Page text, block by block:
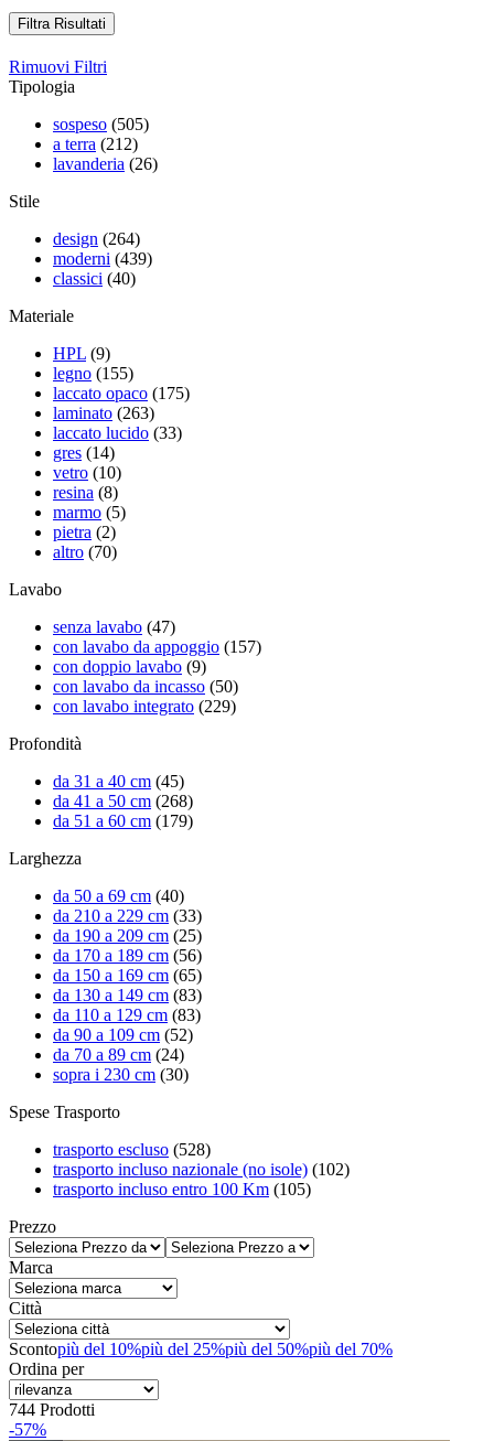
Filtra Risultati
Rimuovi Filtri
Tipologia
sospeso (505)
a terra (212)
lavanderia (26)
Stile
design (264)
moderni (439)
classici (40)
Materiale
HPL (9)
legno (155)
laccato opaco (175)
laminato (263)
laccato lucido (33)
gres (14)
vetro (10)
resina (8)
marmo (5)
pietra (2)
altro (70)
Lavabo
senza lavabo (47)
con lavabo da appoggio (157)
con doppio lavabo (9)
con lavabo da incasso (50)
con lavabo integrato (229)
Profondità
da 31 a 40 cm (45)
da 41 a 50 cm (268)
da 51 a 60 cm (179)
Larghezza
da 50 a 69 cm (40)
da 210 a 229 cm (33)
da 190 a 209 cm (25)
da 170 a 189 cm (56)
da 150 a 169 cm (65)
da 130 a 149 cm (83)
da 110 a 129 cm (83)
da 90 a 109 cm (52)
da 70 a 89 cm (24)
sopra i 230 cm (30)
Spese Trasporto
trasporto escluso (528)
trasporto incluso nazionale (no isole) (102)
trasporto incluso entro 100 Km (105)
Prezzo
Marca
Città
Scontopiù del 10%più del 25%più del 50%più del 70%
Ordina per
744 Prodotti
-57%